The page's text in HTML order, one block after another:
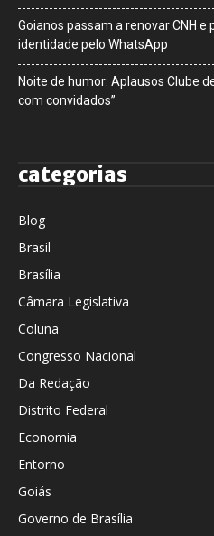
Goianos passam a renovar CNH e
identidade pelo WhatsApp
Noite de humor: Aplausos Clube
com convidados”
categorias
Blog
Brasil
Brasília
Câmara Legislativa
Coluna
Congresso Nacional
Da Redação
Distrito Federal
Economia
Entorno
Goiás
Governo de Brasília